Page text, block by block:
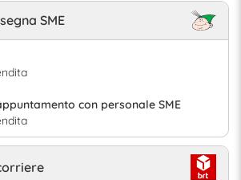
SME
con personale SME